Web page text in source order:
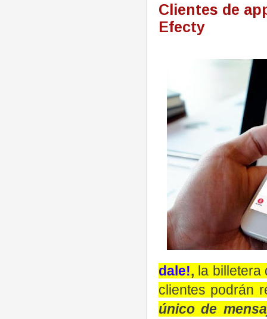
Clientes de
Efecty
dale!, la billetera
clientes podrán
único de